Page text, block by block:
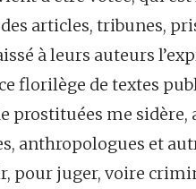
articles, tribunes,
à leurs auteurs
florilège de textes
prostituées me
anthropologues et
pour juger, voire